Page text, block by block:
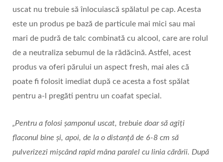
uscat nu trebuie să înlocuiască spălatul pe cap. Acesta
este un produs pe bază de particule mai mici sau mai
mari de pudră de talc combinată cu alcool, care are rolul
de a neutraliza sebumul de la rădăcină. Astfel, acest
produs va oferi părului un aspect fresh, mai ales că
poate fi folosit imediat după ce acesta a fost spălat
pentru a-l pregăti pentru un coafat special.
„Pentru a folosi șamponul uscat, trebuie doar să agiți
flaconul bine și, apoi, de la o distanță de 6-8 cm să
pulverizezi mișcând rapid mâna paralel cu linia cărării. După